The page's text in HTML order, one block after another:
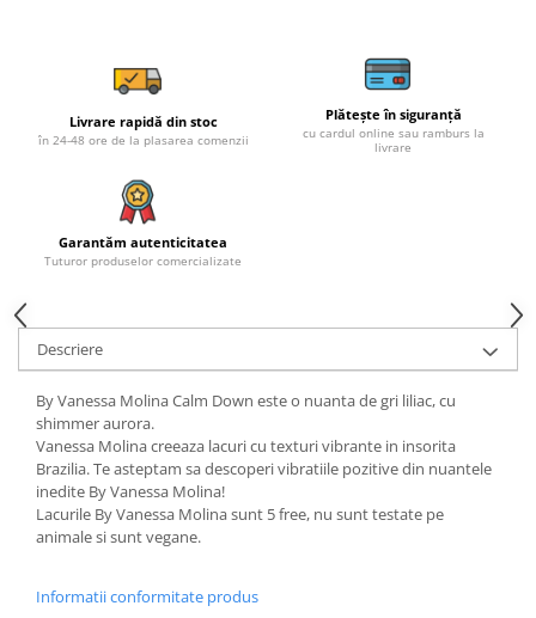
Livrare rapidă din stoc
în 24-48 ore de la plasarea comenzii
Plătește în siguranță
cu cardul online sau ramburs la
livrare
Garantăm autenticitatea
Tuturor produselor comercializate
Descriere
By Vanessa Molina Calm Down este o nuanta de gri liliac, cu
shimmer aurora.
Vanessa Molina creeaza lacuri cu texturi vibrante in insorita
Brazilia. Te asteptam sa descoperi vibratiile pozitive din nuantele
inedite By Vanessa Molina!
Lacurile By Vanessa Molina sunt 5 free, nu sunt testate pe
animale si sunt vegane.
Informatii conformitate produs